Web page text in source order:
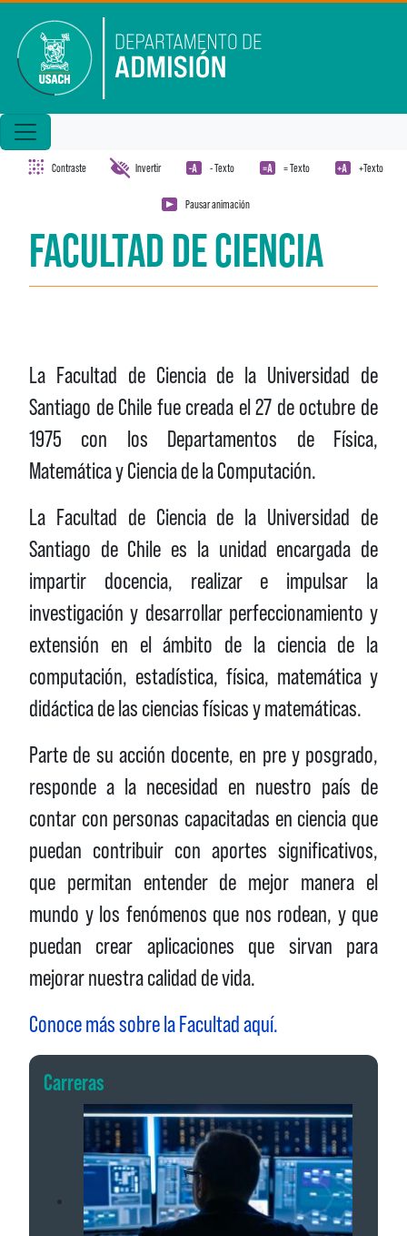
Contraste Invertir - Texto = Texto +Texto
Pausar animación
FACULTAD DE CIENCIA
La Facultad de Ciencia de la Universidad de
Santiago de Chile fue creada el 27 de octubre de
1975 con los Departamentos de Física,
Matemática y Ciencia de la Computación.
La Facultad de Ciencia de la Universidad de
Santiago de Chile es la unidad encargada de
impartir docencia, realizar e impulsar la
investigación y desarrollar perfeccionamiento y
extensión en el ámbito de la ciencia de la
computación, estadística, física, matemática y
didáctica de las ciencias físicas y matemáticas.
Parte de su acción docente, en pre y posgrado,
responde a la necesidad en nuestro país de
contar con personas capacitadas en ciencia que
puedan contribuir con aportes significativos,
que permitan entender de mejor manera el
mundo y los fenómenos que nos rodean, y que
puedan crear aplicaciones que sirvan para
mejorar nuestra calidad de vida.
Conoce más sobre la Facultad aquí.
Carreras